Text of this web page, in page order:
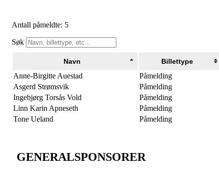
Antall påmeldte: 5
Søk
Navn Billettype
Anne-Birgitte Auestad
Påmelding
Asgerd Strømsvik
Påmelding
Ingebjørg Torsås Vold
Påmelding
Linn Karin Apneseth
Påmelding
Tone Ueland
Påmelding
GENERALSPONSORER